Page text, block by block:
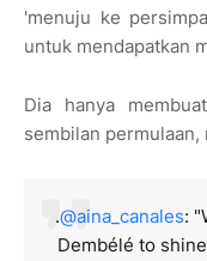
'menuju ke
untuk mendapatkan
Dia hanya
sembilan permulaan,
.@aina_canales:
Dembélé to